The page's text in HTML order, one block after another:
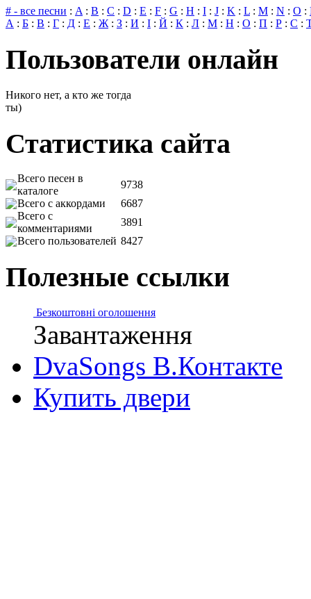
# - все песни : A: B : C : D : E : F : G : H : I : J : K : L : M : N : O :
А : Б : В : Г : Д : Е : Ж: З : И : І : Й : К : Л : М : Н : О : П : Р : С :
Пользователи онлайн
Никого нет, а кто же тогда
ты)
Статистика сайта
Всего песен в
каталоге
9738
Всего с аккордами
6687
Всего с
комментариями
3891
Всего пользователей 8427
Полезные ссылки
Безкоштовні оголошення
Завантаження
DvaSongs В.Контакте
Купить двери